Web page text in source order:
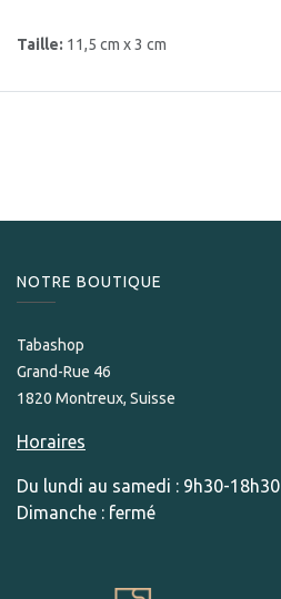
Taille: 11,5 cm x 3 cm
NOTRE BOUTIQUE
Tabashop
Grand-Rue 46
1820 Montreux, Suisse
Horaires
Du lundi au samedi : 9h30-18h30
Dimanche : fermé